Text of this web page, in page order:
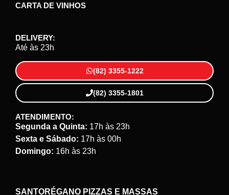
CARTA DE VINHOS
DELIVERY:
Até às 23h
(82) 3355-1222
(82) 3355-1801
ATENDIMENTO:
Segunda a Quinta: 17h às 23h
Sexta e Sábado: 17h às 00h
Domingo: 16h às 23h
SANTORÉGANO PIZZAS E MASSAS